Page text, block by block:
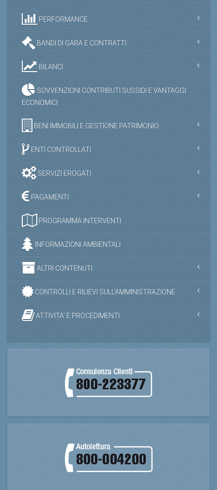
PERFORMANCE
BANDI DI GARA E CONTRATTI
BILANCI
SOVVENZIONI CONTRIBUTI SUSSIDI E VANTAGGI
ECONOMICI
BENI IMMOBILI E GESTIONE PATRIMONIO
ENTI CONTROLLATI
SERVIZI EROGATI
PAGAMENTI
PROGRAMMA INTERVENTI
INFORMAZIONI AMBIENTALI
ALTRI CONTENUTI
CONTROLLI E RILIEVI SULL'AMMINISTRAZIONE
ATTIVITA' E PROCEDIMENTI